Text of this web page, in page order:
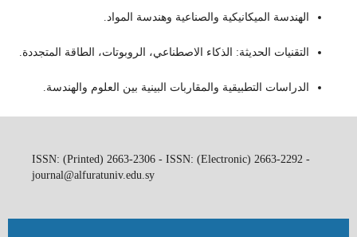
الهندسة الميكانيكية والصناعية وهندسة المواد.
التقنيات الحديثة: الذكاء الاصطناعي، الروبوتات، الطاقة المتجددة.
الدراسات التطبيقية والمقاربات البينية بين العلوم والهندسة.
ISSN: (Printed) 2663-2306 - ISSN: (Electronic) 2663-2292 -
journal@alfuratuniv.edu.sy